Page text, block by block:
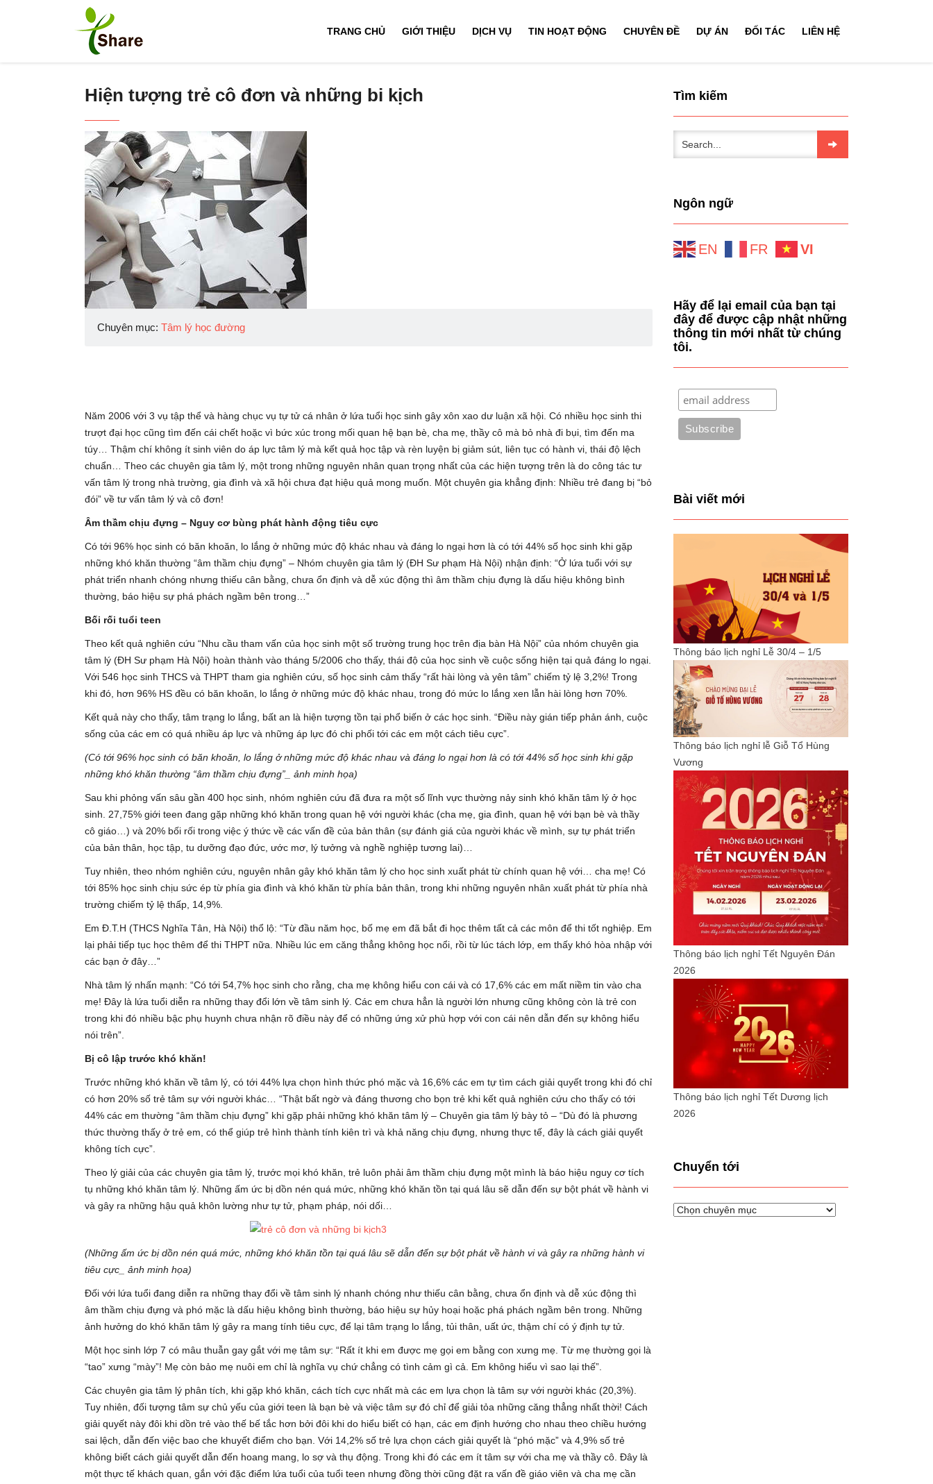
TRANG CHỦ GIỚI THIỆU DỊCH VỤ TIN HOẠT ĐỘNG CHUYÊN ĐỀ DỰ ÁN ĐỐI TÁC LIÊN HỆ
Hiện tượng trẻ cô đơn và những bi kịch
Chuyên mục: Tâm lý học đường
Năm 2006 với 3 vụ tập thể và hàng chục vụ tự tử cá nhân ở lứa tuổi học sinh gây xôn xao dư luận xã hội. Có nhiều học sinh thi
trượt đại học cũng tìm đến cái chết hoặc vì bức xúc trong mối quan hệ bạn bè, cha mẹ, thầy cô mà bỏ nhà đi bụi, tìm đến ma
túy… Thậm chí không ít sinh viên do áp lực tâm lý mà kết quả học tập và rèn luyện bị giảm sút, liên tục có hành vi, thái độ lệch
chuẩn… Theo các chuyên gia tâm lý, một trong những nguyên nhân quan trọng nhất của các hiện tượng trên là do công tác tư
vấn tâm lý trong nhà trường, gia đình và xã hội chưa đạt hiệu quả mong muốn. Một chuyên gia khẳng định: Nhiều trẻ đang bị “bỏ
đói” về tư vấn tâm lý và cô đơn!
Âm thầm chịu đựng – Nguy cơ bùng phát hành động tiêu cực
Có tới 96% học sinh có băn khoăn, lo lắng ở những mức độ khác nhau và đáng lo ngại hơn là có tới 44% số học sinh khi gặp
những khó khăn thường “âm thầm chịu đựng” – Nhóm chuyên gia tâm lý (ĐH Sư phạm Hà Nội) nhận định: “Ở lứa tuổi với sự
phát triển nhanh chóng nhưng thiếu cân bằng, chưa ổn định và dễ xúc động thì âm thầm chịu đựng là dấu hiệu không bình
thường, báo hiệu sự phá phách ngầm bên trong…”
Bối rối tuổi teen
Theo kết quả nghiên cứu “Nhu cầu tham vấn của học sinh một số trường trung học trên địa bàn Hà Nội” của nhóm chuyên gia
tâm lý (ĐH Sư phạm Hà Nội) hoàn thành vào tháng 5/2006 cho thấy, thái độ của học sinh về cuộc sống hiện tại quả đáng lo ngại.
Với 546 học sinh THCS và THPT tham gia nghiên cứu, số học sinh cảm thấy “rất hài lòng và yên tâm” chiếm tỷ lệ 3,2%! Trong
khi đó, hơn 96% HS đều có băn khoăn, lo lắng ở những mức độ khác nhau, trong đó mức lo lắng xen lẫn hài lòng hơn 70%.
Kết quả này cho thấy, tâm trạng lo lắng, bất an là hiện tượng tồn tại phổ biến ở các học sinh. “Điều này gián tiếp phản ánh, cuộc
sống của các em có quá nhiều áp lực và những áp lực đó chi phối tới các em một cách tiêu cực”.
(Có tới 96% học sinh có băn khoăn, lo lắng ở những mức độ khác nhau và đáng lo ngại hơn là có tới 44% số học sinh khi gặp
những khó khăn thường “âm thầm chịu đựng”_ ảnh minh họa)
Sau khi phỏng vấn sâu gần 400 học sinh, nhóm nghiên cứu đã đưa ra một số lĩnh vực thường nảy sinh khó khăn tâm lý ở học
sinh. 27,75% giới teen đang gặp những khó khăn trong quan hệ với người khác (cha mẹ, gia đình, quan hệ với bạn bè và thầy
cô giáo…) và 20% bối rối trong việc ý thức về các vấn đề của bản thân (sự đánh giá của người khác về mình, sự tự phát triển
của bản thân, học tập, tu dưỡng đạo đức, ước mơ, lý tưởng và nghề nghiệp tương lai)…
Tuy nhiên, theo nhóm nghiên cứu, nguyên nhân gây khó khăn tâm lý cho học sinh xuất phát từ chính quan hệ với… cha mẹ! Có
tới 85% học sinh chịu sức ép từ phía gia đình và khó khăn từ phía bản thân, trong khi những nguyên nhân xuất phát từ phía nhà
trường chiếm tỷ lệ thấp, 14,9%.
Em Đ.T.H (THCS Nghĩa Tân, Hà Nội) thổ lộ: “Từ đầu năm học, bố mẹ em đã bắt đi học thêm tất cả các môn để thi tốt nghiệp. Em
lại phải tiếp tục học thêm để thi THPT nữa. Nhiều lúc em căng thẳng không học nổi, rồi từ lúc tách lớp, em thấy khó hòa nhập với
các bạn ở đây…”
Nhà tâm lý nhấn mạnh: “Có tới 54,7% học sinh cho rằng, cha mẹ không hiểu con cái và có 17,6% các em mất niềm tin vào cha
mẹ! Đây là lứa tuổi diễn ra những thay đổi lớn về tâm sinh lý. Các em chưa hẳn là người lớn nhưng cũng không còn là trẻ con
trong khi đó nhiều bậc phụ huynh chưa nhận rõ điều này để có những ứng xử phù hợp với con cái nên dẫn đến sự không hiểu
nói trên”.
Bị cô lập trước khó khăn!
Trước những khó khăn về tâm lý, có tới 44% lựa chọn hình thức phó mặc và 16,6% các em tự tìm cách giải quyết trong khi đó chỉ
có hơn 20% số trẻ tâm sự với người khác… “Thật bất ngờ và đáng thương cho bọn trẻ khi kết quả nghiên cứu cho thấy có tới
44% các em thường “âm thầm chịu đựng” khi gặp phải những khó khăn tâm lý – Chuyên gia tâm lý bày tỏ – “Dù đó là phương
thức thường thấy ở trẻ em, có thể giúp trẻ hình thành tính kiên trì và khả năng chịu đựng, nhưng thực tế, đây là cách giải quyết
không tích cực”.
Theo lý giải của các chuyên gia tâm lý, trước mọi khó khăn, trẻ luôn phải âm thầm chịu đựng một mình là báo hiệu nguy cơ tích
tụ những khó khăn tâm lý. Những ấm ức bị dồn nén quá mức, những khó khăn tồn tại quá lâu sẽ dẫn đến sự bột phát về hành vi
và gây ra những hậu quả khôn lường như tự tử, phạm pháp, nói dối…
(Những ấm ức bị dồn nén quá mức, những khó khăn tồn tại quá lâu sẽ dẫn đến sự bột phát về hành vi và gây ra những hành vi
tiêu cực_ ảnh minh họa)
Đối với lứa tuổi đang diễn ra những thay đổi về tâm sinh lý nhanh chóng như thiếu cân bằng, chưa ổn định và dễ xúc động thì
âm thầm chịu đựng và phó mặc là dấu hiệu không bình thường, báo hiệu sự hủy hoại hoặc phá phách ngầm bên trong. Những
ảnh hưởng do khó khăn tâm lý gây ra mang tính tiêu cực, để lại tâm trạng lo lắng, tủi thân, uất ức, thậm chí có ý định tự tử.
Một học sinh lớp 7 có mâu thuẫn gay gắt với mẹ tâm sự: “Rất ít khi em được mẹ gọi em bằng con xưng mẹ. Từ mẹ thường gọi là
“tao” xưng “mày”! Mẹ còn bảo mẹ nuôi em chỉ là nghĩa vụ chứ chẳng có tình cảm gì cả. Em không hiểu vì sao lại thế”.
Các chuyên gia tâm lý phân tích, khi gặp khó khăn, cách tích cực nhất mà các em lựa chọn là tâm sự với người khác (20,3%).
Tuy nhiên, đối tượng tâm sự chủ yếu của giới teen là bạn bè và việc tâm sự đó chỉ để giải tỏa những căng thẳng nhất thời! Cách
giải quyết này đôi khi dồn trẻ vào thế bế tắc hơn bởi đôi khi do hiểu biết có hạn, các em định hướng cho nhau theo chiều hướng
sai lệch, dẫn đến việc bao che khuyết điểm cho bạn. Với 14,2% số trẻ lựa chọn cách giải quyết là “phó mặc” và 4,9% số trẻ
không biết cách giải quyết dẫn đến hoang mang, lo sợ và thụ động. Trong khi đó các em ít tâm sự với cha mẹ và thầy cô. Đây là
một thực tế khách quan, gắn với đặc điểm lứa tuổi của tuổi teen nhưng đồng thời cũng đặt ra vấn đề giáo viên và cha mẹ cần
Tìm kiếm
Ngôn ngữ
EN FR VI
Hãy để lại email của bạn tại
đây để được cập nhật những
thông tin mới nhất từ chúng
tôi.
Bài viết mới
Thông báo lịch nghỉ Lễ 30/4 – 1/5
Thông báo lịch nghỉ lễ Giỗ Tổ Hùng
Vương
Thông báo lịch nghỉ Tết Nguyên Đán
2026
Thông báo lịch nghỉ Tết Dương lịch
2026
Chuyển tới
Chuyển